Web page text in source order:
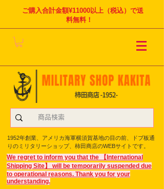
ご購入合計金額¥11000以上（税込）で送
料無料！
1952年創業、アメリカ海軍横須賀基地の目の前、ドブ板通
りのミリタリーショップ、柿田商店のWEBサイトです。
We regret to inform you that the 【International
Shipping Site】 will be temporarily suspended due
to operational reasons. Thank you for your
understanding.